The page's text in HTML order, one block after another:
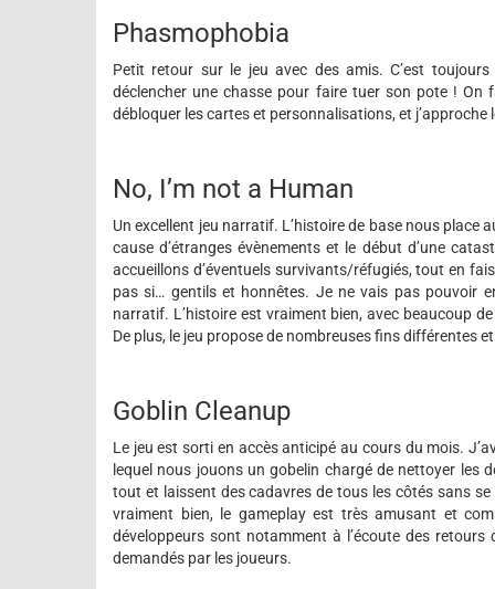
Phasmophobia
Petit retour sur le jeu avec des amis. C’est
déclencher une chasse pour faire tuer son pote !
débloquer les cartes et personnalisations, et
No, I’m not a Human
Un excellent jeu narratif. L’histoire de base nous place
cause d’étranges évènements et le début d’une
accueillons d’éventuels survivants/réfugiés, tout en
pas si… gentils et honnêtes. Je ne vais pas pouvoir
narratif. L’histoire est vraiment bien, avec beaucoup
De plus, le jeu propose de nombreuses fins différentes
Goblin Cleanup
Le jeu est sorti en accès anticipé au cours du mois.
lequel nous jouons un gobelin chargé de nettoyer les
tout et laissent des cadavres de tous les côtés sans
vraiment bien, le gameplay est très amusant et
développeurs sont notamment à l’écoute des
demandés par les joueurs.